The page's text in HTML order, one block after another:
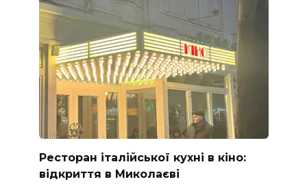
Ресторан італійської кухні в кіно:
відкриття в Миколаєві